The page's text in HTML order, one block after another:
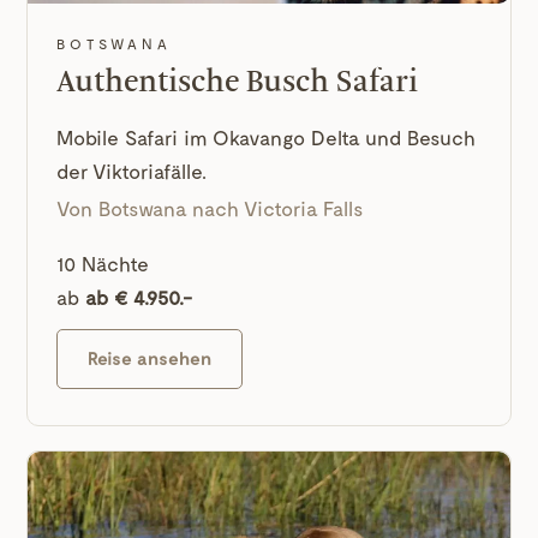
BOTSWANA
Authentische Busch Safari
Mobile Safari im Okavango Delta und Besuch
der Viktoriafälle.
Von Botswana nach Victoria Falls
10 Nächte
ab ab € 4.950.-
Reise ansehen